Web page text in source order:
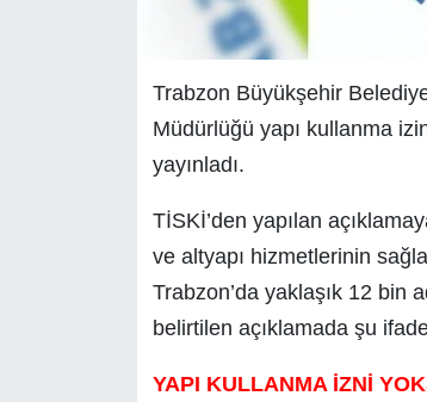
Trabzon Büyükşehir
Müdürlüğü yapı kullanma
yayınladı.
TİSKİ’den yapılan
ve altyapı hizmetlerinin
Trabzon’da yaklaşık 12 bin
belirtilen açıklamada şu
YAPI KULLANMA İZNİ